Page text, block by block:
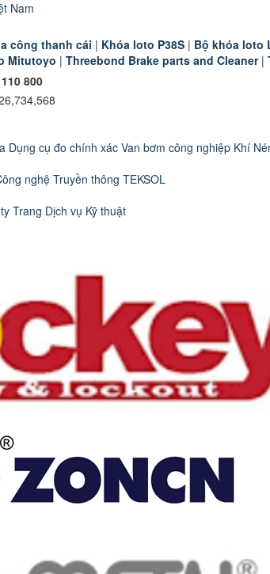
công thanh cái | Khóa loto P38S | Bộ khóa loto
Mitutoyo | Threebond Brake parts and Cleaner|
Dụng cụ đo chính xác Van bơm công nghiệp Khí
nghệ Truyền thông TEKSOL
Trang Dịch vụ Kỹ thuật